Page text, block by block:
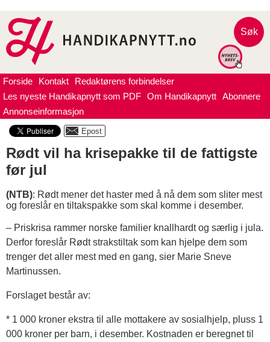
Søk
Forside Kontakt
Redaktørens forbindelser
Les nyeste Handikapnytt som PDF Om Handikapnytt Abonnere
Annonseinformasjon
Rødt vil ha krisepakke til de fattigste
før jul
(NTB): Rødt mener det haster med å nå dem som sliter mest
og foreslår en tiltakspakke som skal komme i desember.
– Priskrisa rammer norske familier knallhardt og særlig i jula.
Derfor foreslår Rødt strakstiltak som kan hjelpe dem som
trenger det aller mest med en gang, sier Marie Sneve
Martinussen.
Forslaget består av:
* 1 000 kroner ekstra til alle mottakere av sosialhjelp, pluss 1
000 kroner per barn, i desember. Kostnaden er beregnet til